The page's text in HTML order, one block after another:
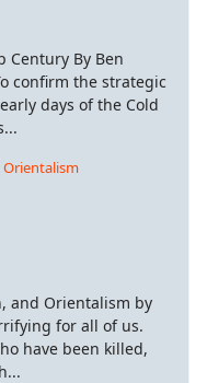
Century By Ben
confirm the strategic
days of the Cold
Orientalism
and Orientalism by
for all of us.
have been killed,